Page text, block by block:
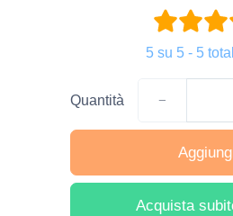
5 su 5 - 5
Quantità −
Acquista